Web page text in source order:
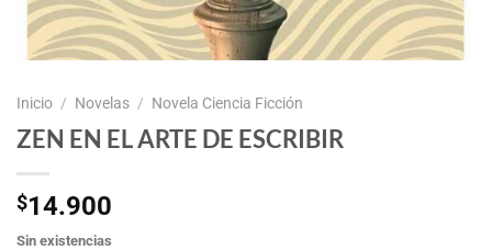
Inicio / Novelas / Novela Ciencia Ficción
ZEN EN EL ARTE DE ESCRIBIR
$14.900
Sin existencias